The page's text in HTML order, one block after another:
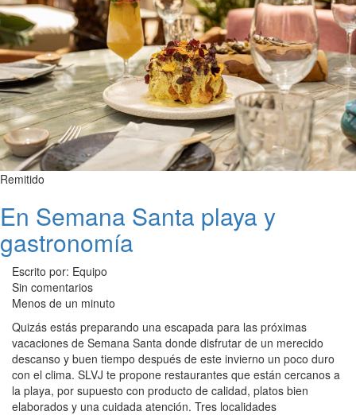
Remitido
En Semana Santa playa y
gastronomía
Escrito por: Equipo
Sin comentarios
Menos de un minuto
Quizás estás preparando una escapada para las próximas
vacaciones de Semana Santa donde disfrutar de un merecido
descanso y buen tiempo después de este invierno un poco duro
con el clima. SLVJ te propone restaurantes que están cercanos a
la playa, por supuesto con producto de calidad, platos bien
elaborados y una cuidada atención. Tres localidades